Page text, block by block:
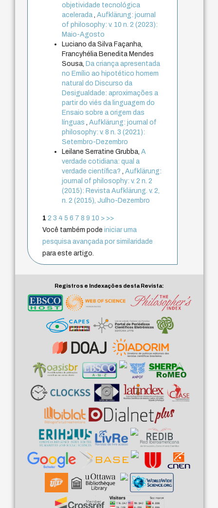
objetividade tecnológica
acelerada,Aufklärung: journal
of philosophy: v. 10 n. 2 (2023):
Maio-Agosto
Luciano da Silva Façanha,
Francyhélia Benedita Mendes
Sousa, Da criança apresentada
no Emílio ao hipotético homem
natural do Discurso da
Desigualdade: aproximações a
partir do viés da linguagem do
Ensaio sobre a origem das
línguas,Aufklärung: journal of
philosophy: v. 8 n. 3 (2021):
Setembro-Dezembro
Leilane Serratine Grubba,A
verdade cotidiana: qual a
verdade científica?,Aufklärung:
journal of philosophy: v. 2 n. 2
(2015): Revista Aufklärung. v. 2,
n. 2 (2015), Julho-Dezembro
1 2 3 4 5 6 7 8 9 10 > >>
Você também podeiniciar uma
pesquisa avançada por similaridade
para este artigo.
Registros e Indexações desta Revista: